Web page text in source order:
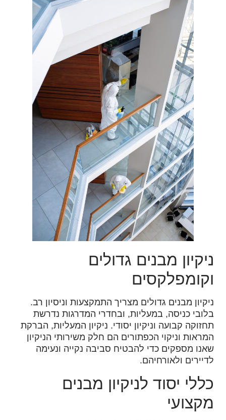
ניקיון מבנים גדולים
וקומפלקסים
ניקיון מבנים גדולים מצריך התמקצעות וניסיון רב.
בלובי כניסה, במעליות, ובחדרי המדרגות נדרשת
תחזוקה קבועה וניקיון יסודי. ניקיון המעליות, הברקת
המראות וניקוי הכפתורים הם חלק משירותי הניקיון
שאנו מספקים כדי להבטיח סביבה נקייה ונעימה
לדיירים ולאורחיהם.
כללי יסוד לניקיון מבנים
מקצועי